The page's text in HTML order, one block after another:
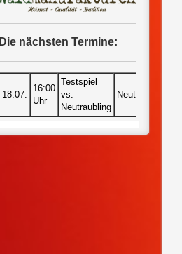
Die nächsten Termine:
18.07.
16:00
Uhr
Testspiel
vs.
Neutraubling
Neutraubling